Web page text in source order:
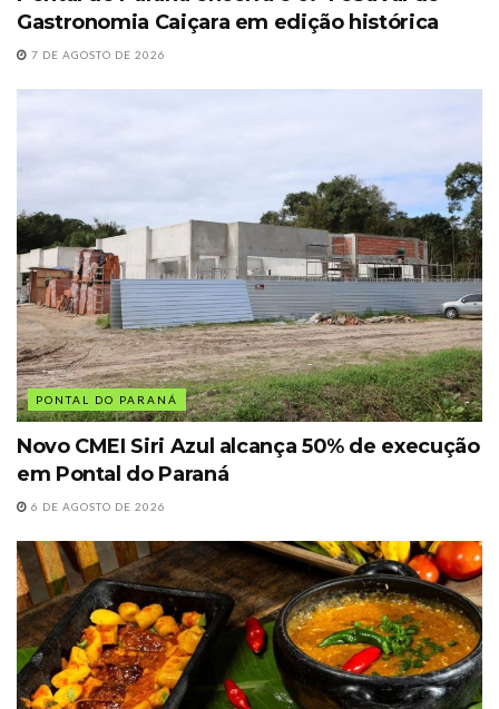
Gastronomia Caiçara em edição histórica
7 DE AGOSTO DE 2026
PONTAL DO PARANÁ
Novo CMEI Siri Azul alcança 50% de execução
em Pontal do Paraná
6 DE AGOSTO DE 2026